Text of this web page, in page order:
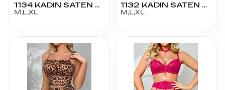
1134 KADIN SATEN ŞORTLU TAKIM
M,L,XL
1132 KADIN SATEN ŞORTLU TAKIM
M,L,XL